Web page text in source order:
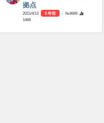
拠点
2021/4/13 5 年前
- №8689
1468